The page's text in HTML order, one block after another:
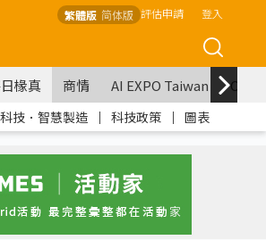
繁體版 简体版 評估申請 登入
椽真 商情 AI EXPO Taiwan
技．智慧製造 ｜ 科技政策 ｜ 圖表